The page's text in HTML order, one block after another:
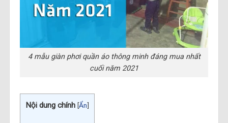
4 mẫu giàn phơi quần áo thông minh đáng mua nhất
cuối năm 2021
Nội dung chính [Ẩn]